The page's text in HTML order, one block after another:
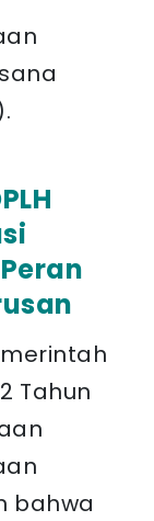
Tahun
bahwa